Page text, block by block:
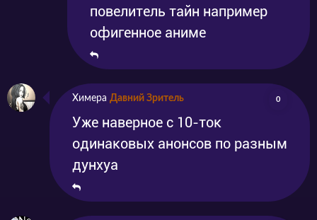
повелитель тайн например
офигенное аниме
Химера Давний Зритель 0
Уже наверное с 10-ток
одинаковых анонсов по разным
дунхуа